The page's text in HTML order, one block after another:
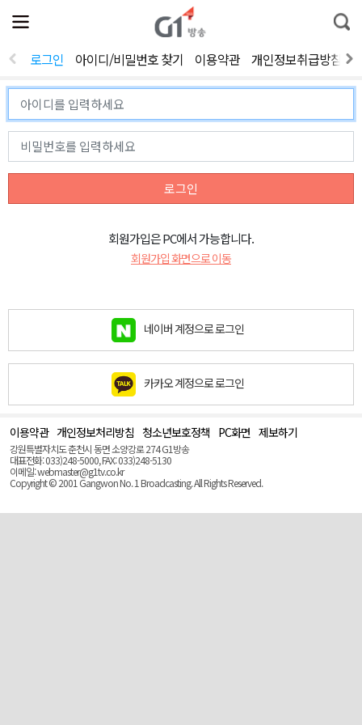
전
체
뉴
열
통
합
색
로그인 아이디/비밀번호 찾기 이용약관 개인정보취급방침
로그인
회원가입은 PC에서 가능합니다.
회원가입 화면으로 이동
네이버 계정으로 로그인
카카오 계정으로 로그인
이용약관 개인정보처리방침 청소년보호정책 PC화면 제보하기
강원특별자치도 춘천시 동면 소양강로 274 G1방송
대표전화: 033)248-5000, FAX: 033)248-5130
이메일: webmaster@g1tv.co.kr
Copyright © 2001 Gangwon No. 1 Broadcasting. All Rights Reserved.